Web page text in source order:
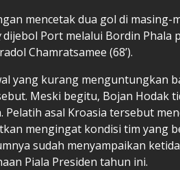
mencetak dua gol di masing-
dijebol Port melalui Bordin Phala
Chamratsamee (68’).
yang kurang menguntungkan
Meski begitu, Bojan Hodak
asal Kroasia tersebut
mengingat kondisi tim yang
sudah menyampaikan
Piala Presiden tahun ini.